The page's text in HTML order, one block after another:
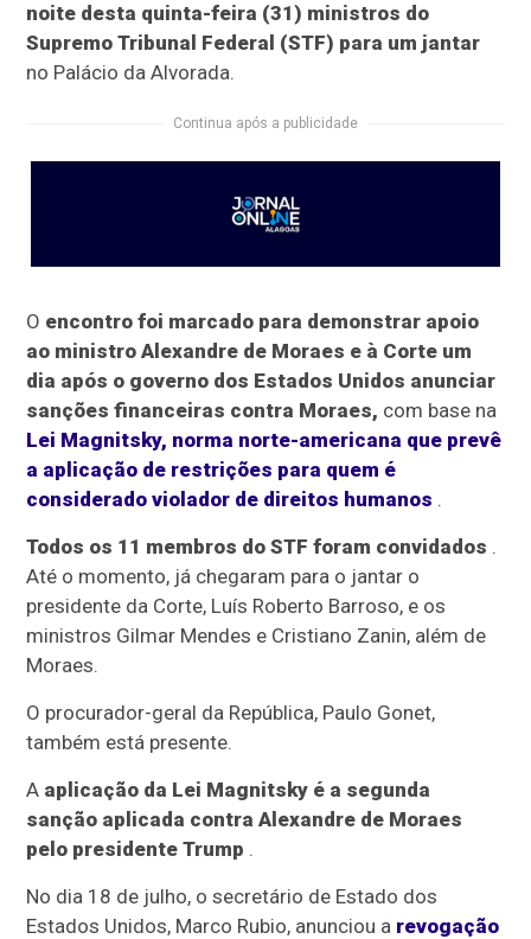
noite desta quinta-feira (31) ministros do
Supremo Tribunal Federal (STF) para um jantar
no Palácio da Alvorada.
Continua após a publicidade
O encontro foi marcado para demonstrar apoio
ao ministro Alexandre de Moraes e à Corte um
dia após o governo dos Estados Unidos anunciar
sanções financeiras contra Moraes, com base na
Lei Magnitsky, norma norte-americana que prevê
a aplicação de restrições para quem é
considerado violador de direitos humanos .
Todos os 11 membros do STF foram convidados .
Até o momento, já chegaram para o jantar o
presidente da Corte, Luís Roberto Barroso, e os
ministros Gilmar Mendes e Cristiano Zanin, além de
Moraes.
O procurador-geral da República, Paulo Gonet,
também está presente.
A aplicação da Lei Magnitsky é a segunda
sanção aplicada contra Alexandre de Moraes
pelo presidente Trump .
No dia 18 de julho, o secretário de Estado dos
Estados Unidos, Marco Rubio, anunciou a revogação